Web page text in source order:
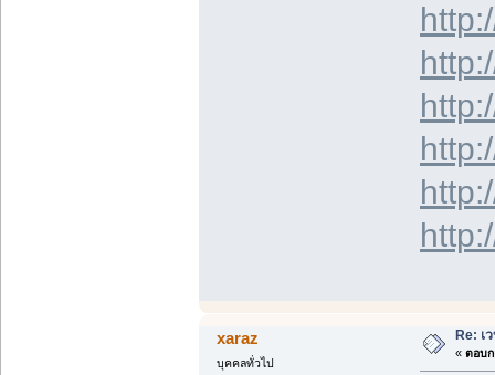
xaraz
บุคคลทั่วไป
Re: เ
« ตอบก